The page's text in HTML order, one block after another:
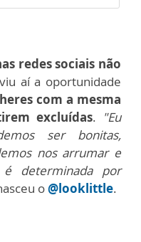
redes sociais não
aí a oportunidade
com a mesma
excluídas. "Eu
ser bonitas,
nos arrumar e
determinada por
o@looklittle.